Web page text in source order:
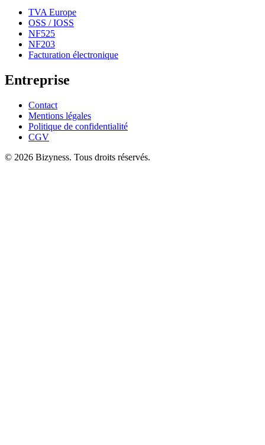
TVA Europe
OSS / IOSS
NF525
NF203
Facturation électronique
Entreprise
Contact
Mentions légales
Politique de confidentialité
CGV
© 2026 Bizyness. Tous droits réservés.